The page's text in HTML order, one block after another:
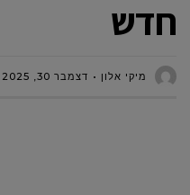
חדש
מיקי אלון דצמבר 30, 2025